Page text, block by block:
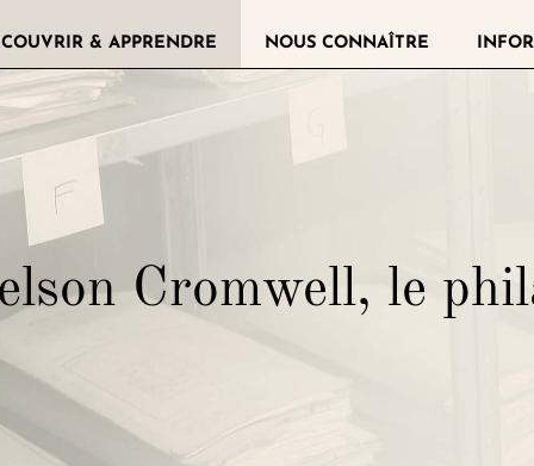
chancellerie de la Légion d'honneur
& APPRENDRE NOUS CONNAÎTRE
Cromwell, le